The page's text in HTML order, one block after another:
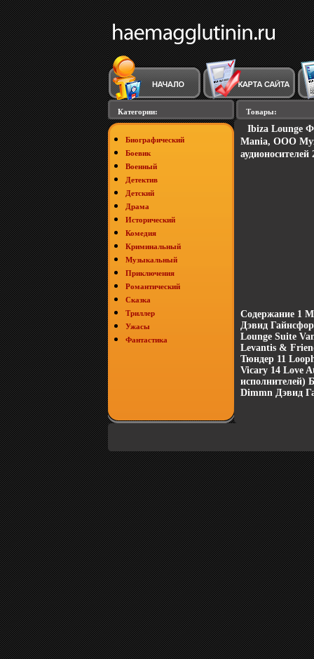
Категории:
Биографический
Боевик
Военный
Детектив
Детский
Драма
Исторический
Комедия
Криминальный
Музыкальный
Приключения
Романтический
Сказка
Триллер
Ужасы
Фантастика
Товары:
Ibiza Lounge
Mania, ООО
Содержание 1
Дэвид
Lounge Suite
Levantis &
Тюндер 11
Vicary 14 Love
исполнителей)
Dimmn Дэвид